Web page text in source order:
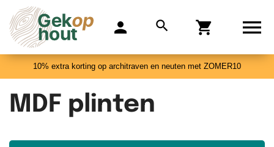
10% extra korting op architraven en neuten met ZOMER10
person search shopping_cart 
MDF plinten